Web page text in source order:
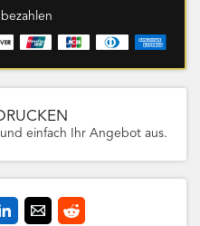
einfach Ihr Angebot aus.